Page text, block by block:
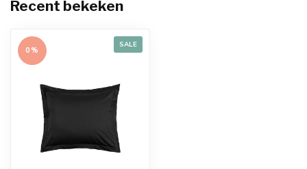
Recent bekeken
SALE
0%